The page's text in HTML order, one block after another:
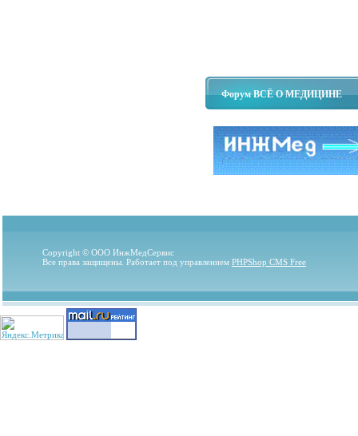
Форум ВСЁ О МЕДИЦИНЕ
Copyright © ООО ИнжМедСервис
Все права защищены. Работает под управлением PHPShop CMS Free